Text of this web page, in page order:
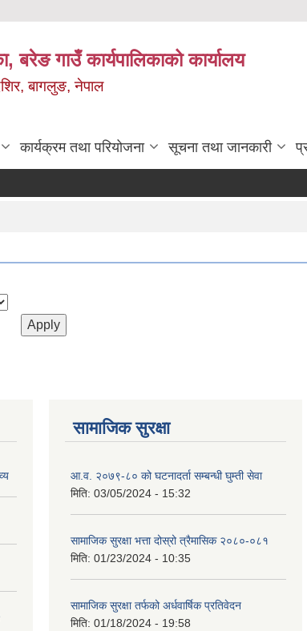
बरेङ गाउँ कार्यपालिकाको कार्यालय
बागलुङ, नेपाल
कार्यक्रम तथा परियोजना सूचना तथा जानकारी
सामाजिक सुरक्षा
आ.व. २०७९-८० को घटनादर्ता सम्बन्धी घुम्ती सेवा
मिति: 03/05/2024 - 15:32
सामाजिक सुरक्षा भत्ता दोस्रो त्रैमासिक २०८०-०८१
मिति: 01/23/2024 - 10:35
सामाजिक सुरक्षा तर्फको अर्धवार्षिक प्रतिवेदन
मिति: 01/18/2024 - 19:58